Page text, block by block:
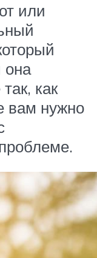
или
она
как
вам нужно